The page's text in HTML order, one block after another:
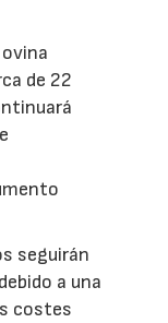
de 22
seguirán
a una
costes